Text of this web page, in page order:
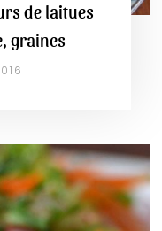
de laitues
graines